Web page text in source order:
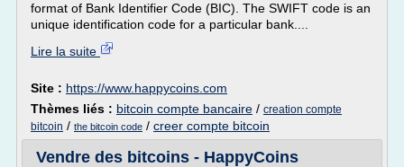
format of Bank Identifier Code (BIC). The SWIFT code is an
unique identification code for a particular bank....
Lire la suite
Site : https://www.happycoins.com
Thèmes liés : bitcoin compte bancaire / creation compte
bitcoin / the bitcoin code / creer compte bitcoin
Vendre des bitcoins - HappyCoins